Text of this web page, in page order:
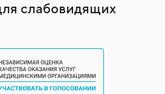
слабовидящих